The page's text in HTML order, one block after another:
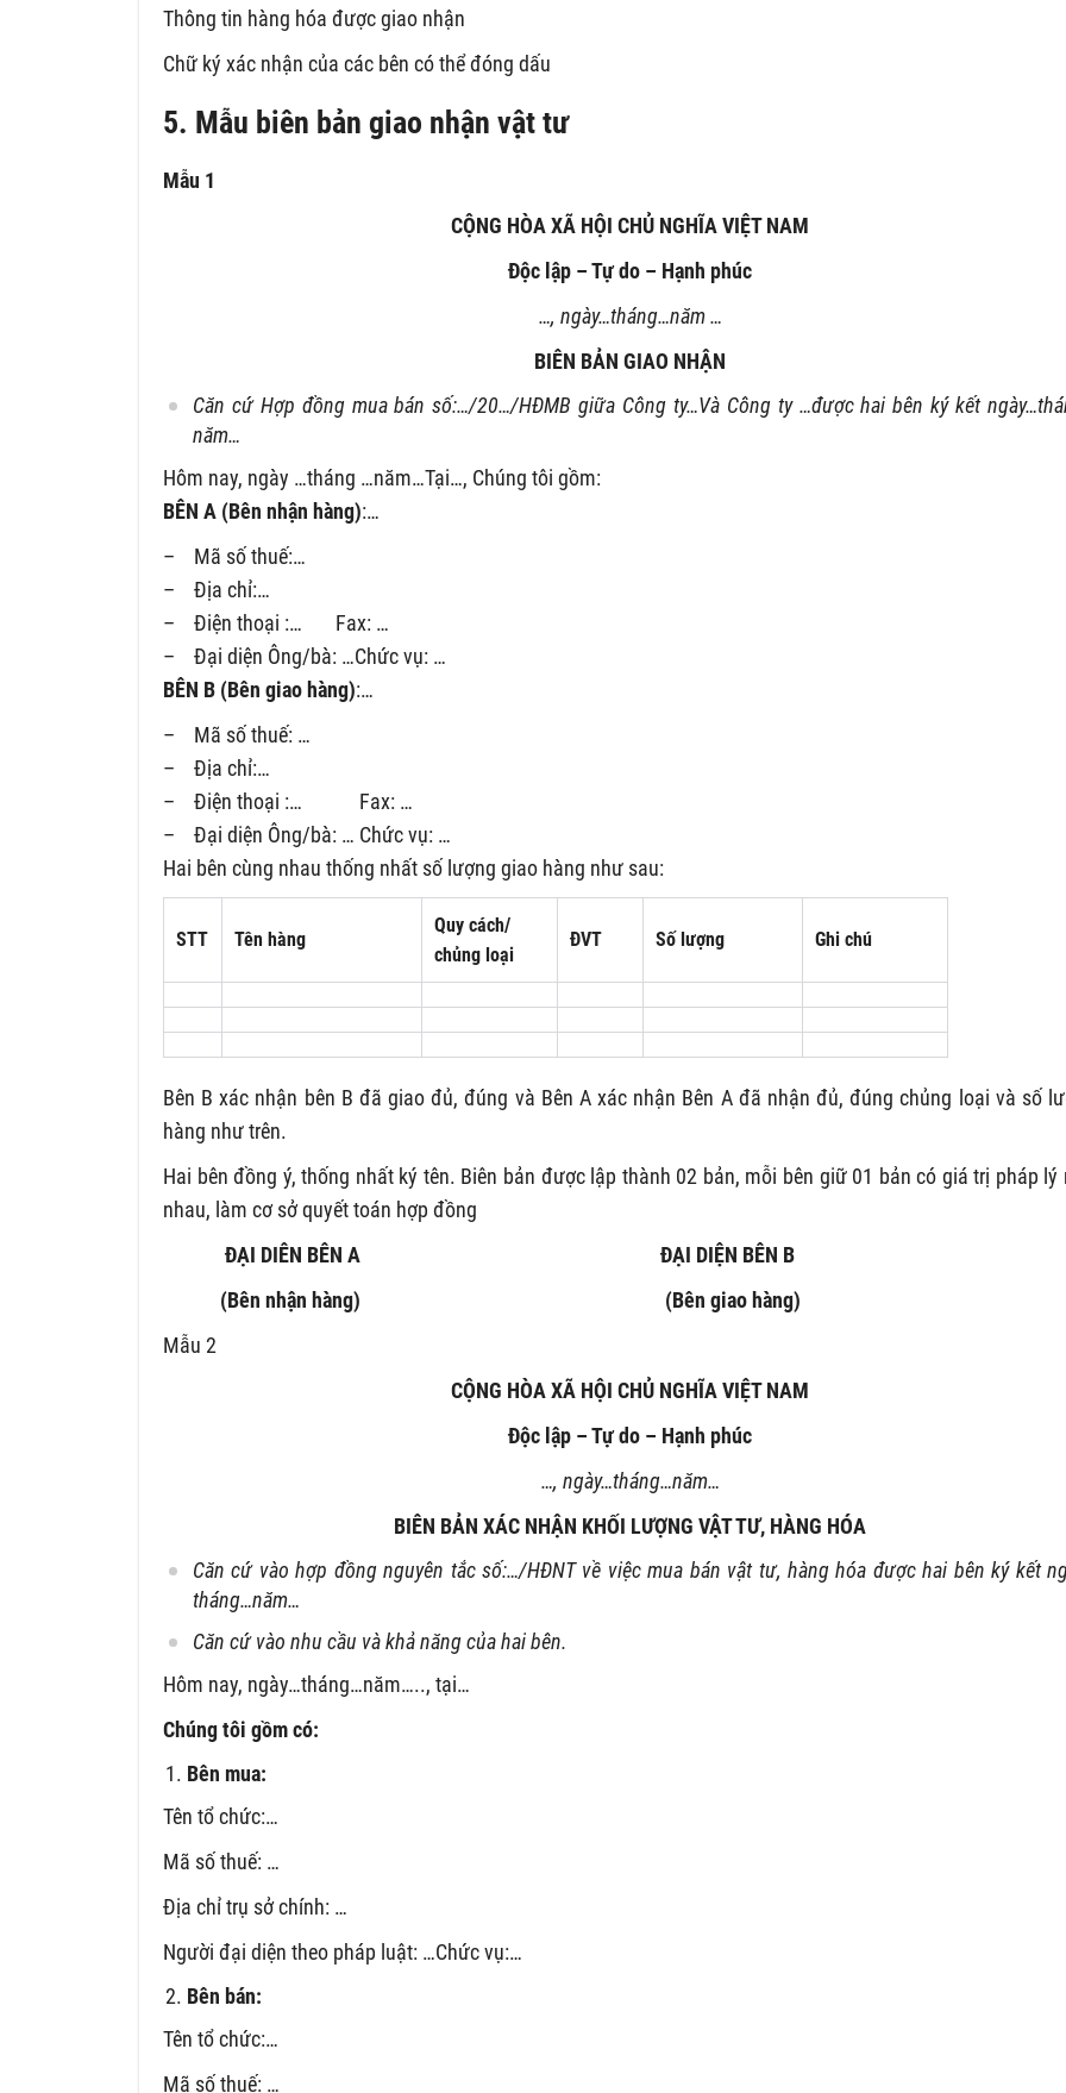
Thông tin hàng hóa được giao nhận
Chữ ký xác nhận của các bên có thể đóng dấu
5. Mẫu biên bản giao nhận vật tư
Mẫu 1
CỘNG HÒA XÃ HỘI CHỦ NGHĨA VIỆT NAM
Độc lập – Tự do – Hạnh phúc
…, ngày…tháng…năm …
BIÊN BẢN GIAO NHẬN
Căn cứ Hợp đồng mua bán số:…/20…/HĐMB giữa Công ty…Và Công ty …được hai bên ký kết
năm…
Hôm nay, ngày …tháng …năm…Tại…, Chúng tôi gồm:
BÊN A (Bên nhận hàng):…
– Mã số thuế:…
– Địa chỉ:…
– Điện thoại :… Fax: …
– Đại diện Ông/bà: …Chức vụ: …
BÊN B (Bên giao hàng):…
– Mã số thuế: …
– Địa chỉ:…
– Điện thoại :… Fax: …
– Đại diện Ông/bà: … Chức vụ: …
Hai bên cùng nhau thống nhất số lượng giao hàng như sau:
STT Tên hàng
Quy cách/
chủng loại
ĐVT Số lượng Ghi chú
Bên B xác nhận bên B đã giao đủ, đúng và Bên A xác nhận Bên A đã nhận đủ, đúng chủng loại và số
hàng như trên.
Hai bên đồng ý, thống nhất ký tên. Biên bản được lập thành 02 bản, mỗi bên giữ 01 bản có giá trị pháp lý
nhau, làm cơ sở quyết toán hợp đồng
ĐẠI DIÊN BÊN A ĐẠI DIỆN BÊN B
(Bên nhận hàng) (Bên giao hàng)
Mẫu 2
CỘNG HÒA XÃ HỘI CHỦ NGHĨA VIỆT NAM
Độc lập – Tự do – Hạnh phúc
…, ngày…tháng…năm…
BIÊN BẢN XÁC NHẬN KHỐI LƯỢNG VẬT TƯ, HÀNG HÓA
Căn cứ vào hợp đồng nguyên tắc số:…/HĐNT về việc mua bán vật tư, hàng hóa được hai bên ký kết
tháng…năm…
Căn cứ vào nhu cầu và khả năng của hai bên.
Hôm nay, ngày…tháng…năm….., tại…
Chúng tôi gồm có:
Bên mua:
Tên tổ chức:…
Mã số thuế: …
Địa chỉ trụ sở chính: …
Người đại diện theo pháp luật: …Chức vụ:…
Bên bán:
Tên tổ chức:…
Mã số thuế: …